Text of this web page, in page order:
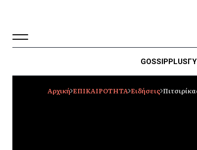
GOSSIPPLUS
Αρχική ΕΠΙΚΑΙΡΟΤΗΤΑ Ειδήσεις